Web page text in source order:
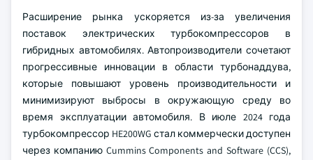
Расширение рынка ускоряется из-за увеличения
поставок электрических турбокомпрессоров в
гибридных автомобилях. Автопроизводители сочетают
прогрессивные инновации в области турбонаддува,
которые повышают уровень производительности и
минимизируют выбросы в окружающую среду во
время эксплуатации автомобиля. В июле 2024 года
турбокомпрессор HE200WG стал коммерчески доступен
через компанию Cummins Components and Software (CCS),